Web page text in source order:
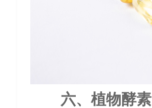
六、植物酵素